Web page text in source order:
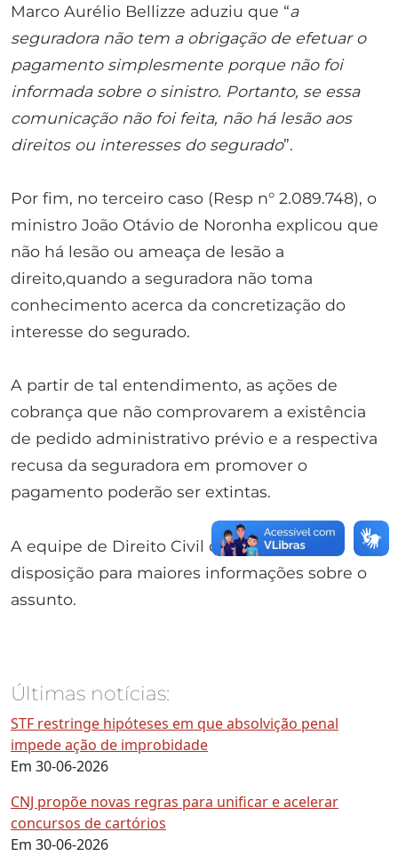
Marco Aurélio Bellizze aduziu que “a
seguradora não tem a obrigação de efetuar o
pagamento simplesmente porque não foi
informada sobre o sinistro. Portanto, se essa
comunicação não foi feita, não há lesão aos
direitos ou interesses do segurado”.
Por fim, no terceiro caso (Resp n° 2.089.748), o
ministro João Otávio de Noronha explicou que
não há lesão ou ameaça de lesão a
direito,quando a seguradora não toma
conhecimento acerca da concretização do
interesse do segurado.
A partir de tal entendimento, as ações de
cobrança que não comprovarem a existência
de pedido administrativo prévio e a respectiva
recusa da seguradora em promover o
pagamento poderão ser extintas.
A equipe de Direito Civil do RRR fica à
disposição para maiores informações sobre o
assunto.
Últimas notícias:
STF restringe hipóteses em que absolvição penal
impede ação de improbidade
Em 30-06-2026
CNJ propõe novas regras para unificar e acelerar
concursos de cartórios
Em 30-06-2026